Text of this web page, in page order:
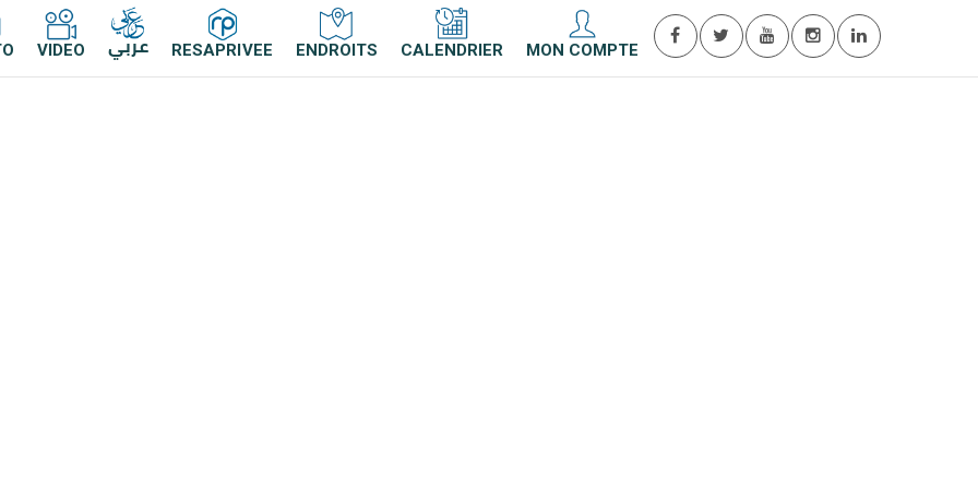
VIDEO عربي RESAPRIVEE ENDROITS CALENDRIER MON COMPTE